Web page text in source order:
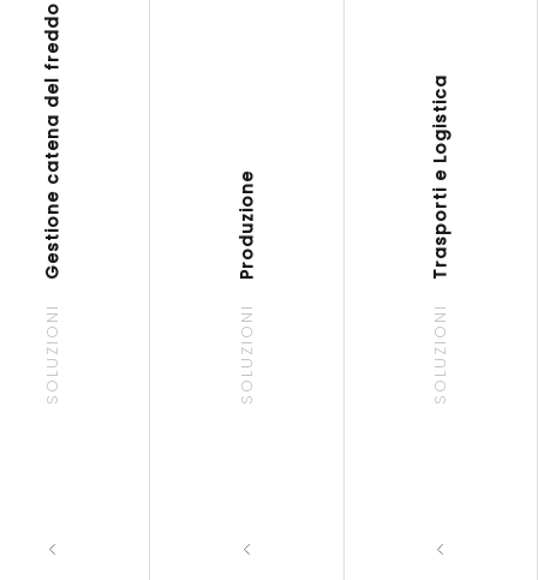
SOLUZIONI
Gestione catena del freddo
SOLUZIONI
Produzione
SOLUZIONI
Trasporti e Logistica